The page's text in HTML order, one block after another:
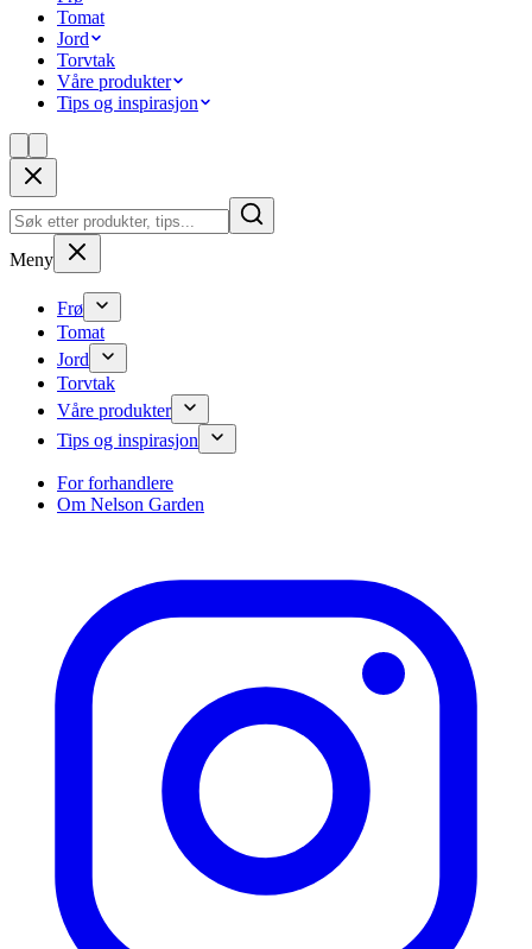
Tomat
Jord
Torvtak
Våre produkter
Tips og inspirasjon
Meny
Frø
Tomat
Jord
Torvtak
Våre produkter
Tips og inspirasjon
For forhandlere
Om Nelson Garden